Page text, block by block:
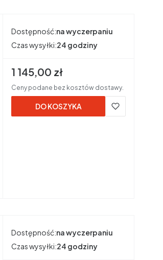
Dostępność:na wyczerpaniu
Czas wysyłki:24 godziny
Cena brutto
1 145,00 zł
Ceny podane bez kosztów dostawy.
DO KOSZYKA
Dostępność:na wyczerpaniu
Czas wysyłki:24 godziny